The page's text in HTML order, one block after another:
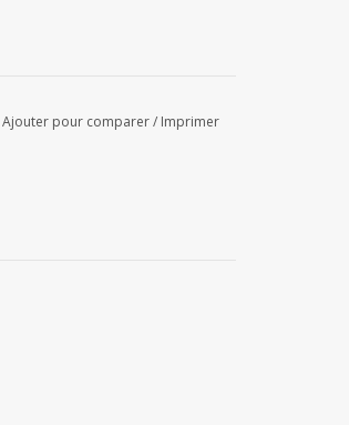
Ajouter pour comparer/ Imprimer